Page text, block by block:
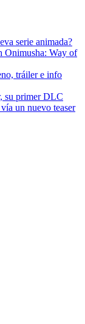
serie animada?
Onimusha: Way of
tráiler e info
su primer DLC
un nuevo teaser